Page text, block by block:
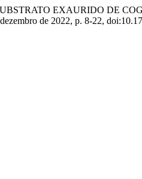
EXAURIDO DE
de 2022, p. 8-22,